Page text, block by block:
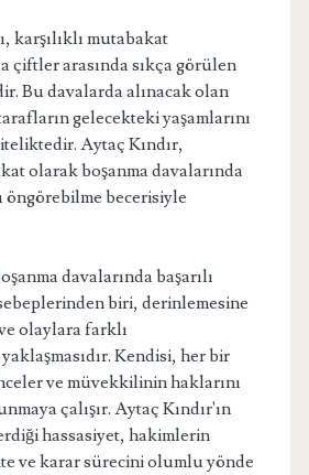
karşılıklı mutabakat
çiftler arasında sıkça görülen
Bu davalarda alınacak olan
gelecekteki yaşamlarını
Aytaç Kındır,
olarak boşanma davalarında
öngörebilme becerisiyle
davalarında başarılı
biri, derinlemesine
olaylara farklı
Kendisi, her bir
ve müvekkilinin haklarını
çalışır. Aytaç Kındır'ın
hassasiyet, hakimlerin
ve karar sürecini olumlu yönde